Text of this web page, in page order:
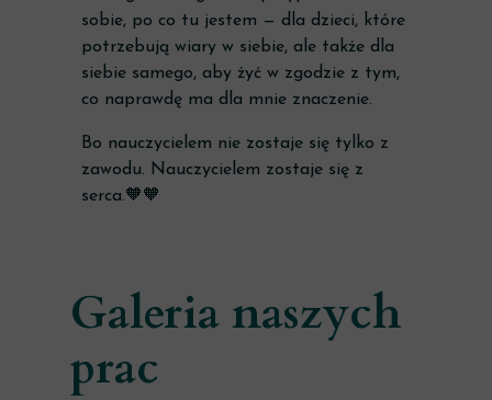
sobie, po co tu jestem — dla dzieci, które
potrzebują wiary w siebie, ale także dla
siebie samego, aby żyć w zgodzie z tym,
co naprawdę ma dla mnie znaczenie.
Bo nauczycielem nie zostaje się tylko z
zawodu. Nauczycielem zostaje się z
serca.🧡🧡
Galeria naszych
prac